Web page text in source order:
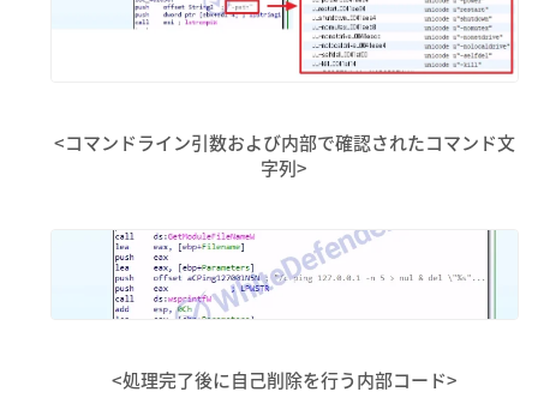
<コマンドライン引数および内部で確認されたコマンド文
字列>
<処理完了後に自己削除を行う内部コード>